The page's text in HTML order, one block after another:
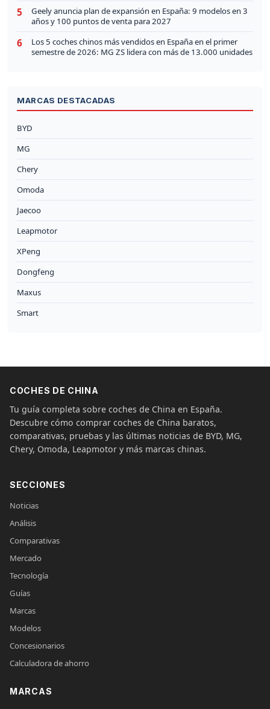
5
Geely anuncia plan de expansión en España: 9 modelos en 3
años y 100 puntos de venta para 2027
6
Los 5 coches chinos más vendidos en España en el primer
semestre de 2026: MG ZS lidera con más de 13.000 unidades
MARCAS DESTACADAS
BYD
MG
Chery
Omoda
Jaecoo
Leapmotor
XPeng
Dongfeng
Maxus
Smart
COCHES DE CHINA
Tu guía completa sobre coches de China en España.
Descubre cómo comprar coches de China baratos,
comparativas, pruebas y las últimas noticias de BYD, MG,
Chery, Omoda, Leapmotor y más marcas chinas.
SECCIONES
Noticias
Análisis
Comparativas
Mercado
Tecnología
Guías
Marcas
Modelos
Concesionarios
Calculadora de ahorro
MARCAS